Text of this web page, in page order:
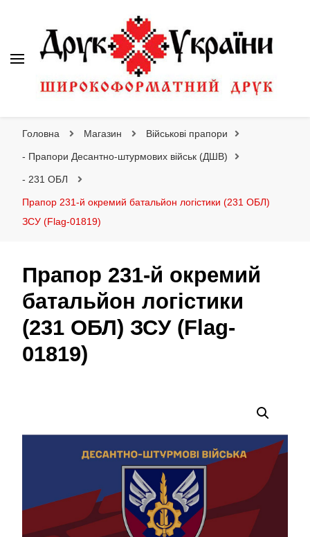
Головна Магазин Військові прапори
- Прапори Десантно-штурмових військ (ДШВ)
- 231 ОБЛ
Прапор 231-й окремий батальйон логістики (231 ОБЛ)
ЗСУ (Flag-01819)
Прапор 231-й окремий
батальйон логістики
(231 ОБЛ) ЗСУ (Flag-
01819)